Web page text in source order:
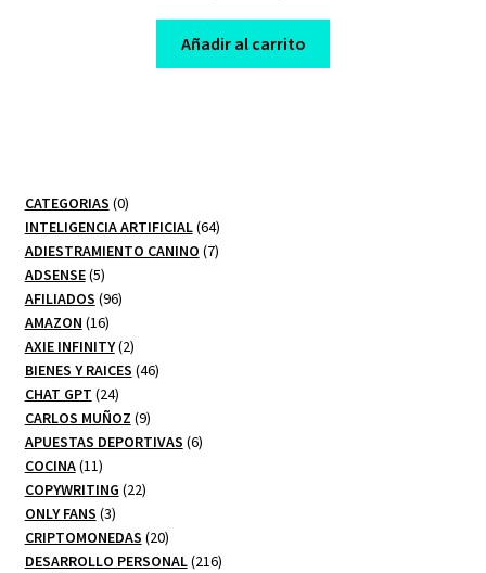
was:
$ 75,00.
is:
$ 10,00.
Añadir al carrito
CATEGORIAS 00
productos
INTELIGENCIA ARTIFICIAL 6464
productos
ADIESTRAMIENTO CANINO 77
ADSENSE 55
productos
AFILIADOS 9696
AMAZON 1616
productos
AXIE INFINITY 22
productos
BIENES Y RAICES 4646
CHAT GPT 2424
productos
CARLOS MUÑOZ 99
productos
APUESTAS DEPORTIVAS 66
COCINA 1111
productos
COPYWRITING 2222
ONLY FANS 33
productos
CRIPTOMONEDAS 2020
productos
DESARROLLO PERSONAL 216216